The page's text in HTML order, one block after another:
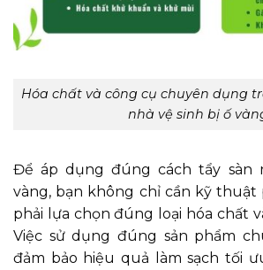
Hóa chất và công cụ chuyên dụng
nhà vệ sinh bị ố
Để áp dụng đúng cách tẩy sàn
vàng, bạn không chỉ cần kỹ thuật
phải lựa chọn đúng loại hóa chất
Việc sử dụng đúng sản phẩm
đảm bảo hiệu quả làm sạch tối